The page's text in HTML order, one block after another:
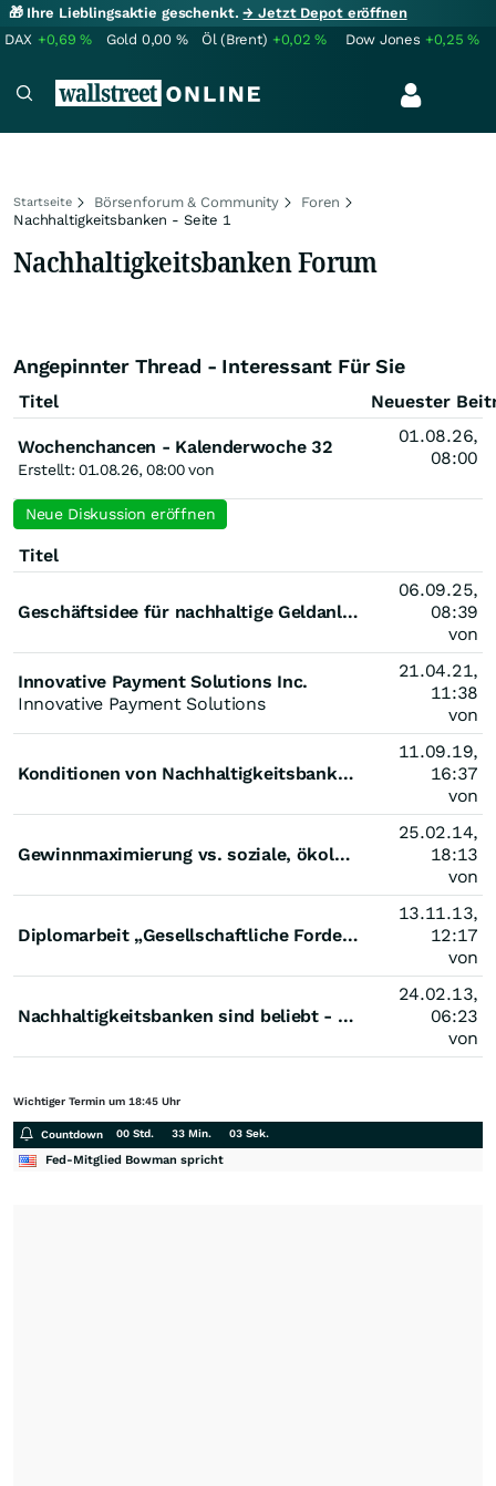
🎁 Ihre Lieblingsaktie geschenkt.→ Jetzt Depot eröffnen
DAX +0,69% Gold 0,00 % Öl (Brent) +0,02% Dow Jones +0,25%
Startseite Börsenforum & Community
Foren
Nachhaltigkeitsbanken - Seite 1
Nachhaltigkeitsbanken Forum
Angepinnter Thread - Interessant Für Sie
Titel Neuester
Wochenchancen - Kalenderwoche 32
Erstellt: 01.08.26, 08:00 von
01.08.26,
08:00
Neue Diskussion eröffnen
Titel
Geschäftsidee für nachhaltige Geldanlage
06.09.25,
08:39
von
Innovative Payment Solutions Inc.
Innovative Payment Solutions
21.04.21,
11:38
von
Konditionen von Nachhaltigkeitsbanken (GLS-Bank, Umweltbank, Ethikbank etc)
11.09.19,
16:37
von
Gewinnmaximierung vs. soziale, ökologische und kulturelle Verantwortung
25.02.14,
18:13
von
Diplomarbeit „Gesellschaftliche Forderung nach nachhaltigen Geldanlagen, moralischer Anspruch oder d
13.11.13,
12:17
von
Nachhaltigkeitsbanken sind beliebt - eine Alternative?
24.02.13,
06:23
von
Wichtiger Termin um 18:45 Uhr
Countdown 00 Std. 33 Min. 03 Sek.
Fed-Mitglied Bowman spricht